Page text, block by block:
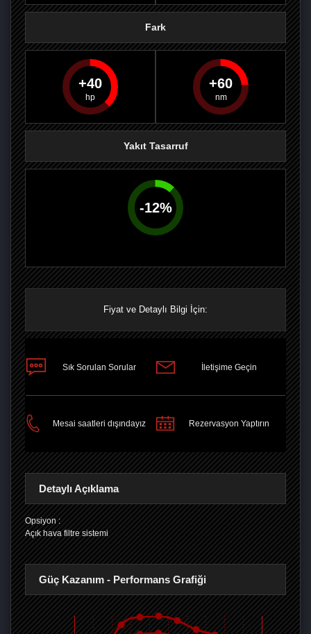
PAYLAŞPAYLAŞPLUS'TA
Fark
40 60
Yakıt Tasarruf
-12%
Fiyat ve Detaylı Bilgi İçin:
Sık Sorulan Sorular İletişime Geçin
Mesai saatleri dışındayız Rezervasyon Yaptırın
Detaylı Açıklama
Opsiyon :
Açık hava filtre sistemi
Güç Kazanım - Performans Grafiği